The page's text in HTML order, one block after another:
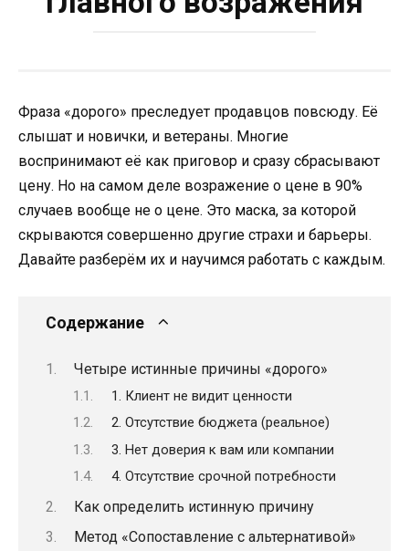
Фраза «дорого» преследует продавцов повсюду. Её
слышат и новички, и ветераны. Многие
воспринимают её как приговор и сразу сбрасывают
цену. Но на самом деле возражение о цене в 90%
случаев вообще не о цене. Это маска, за которой
скрываются совершенно другие страхи и барьеры.
Давайте разберём их и научимся работать с каждым.
Содержание
Четыре истинные причины «дорого»
1. Клиент не видит ценности
2. Отсутствие бюджета (реальное)
3. Нет доверия к вам или компании
4. Отсутствие срочной потребности
Как определить истинную причину
Метод «Сопоставление с альтернативой»